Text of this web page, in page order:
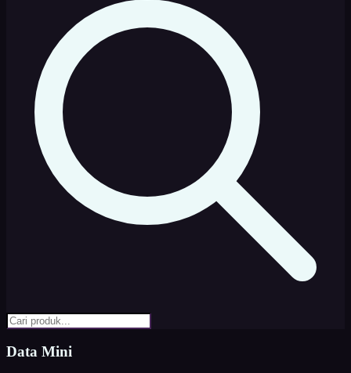
Data Mini